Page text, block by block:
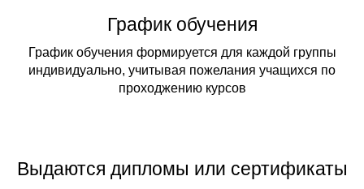
График обучения
График обучения формируется для каждой группы
индивидуально, учитывая пожелания учащихся по
проходжению курсов
Выдаются дипломы или сертификаты